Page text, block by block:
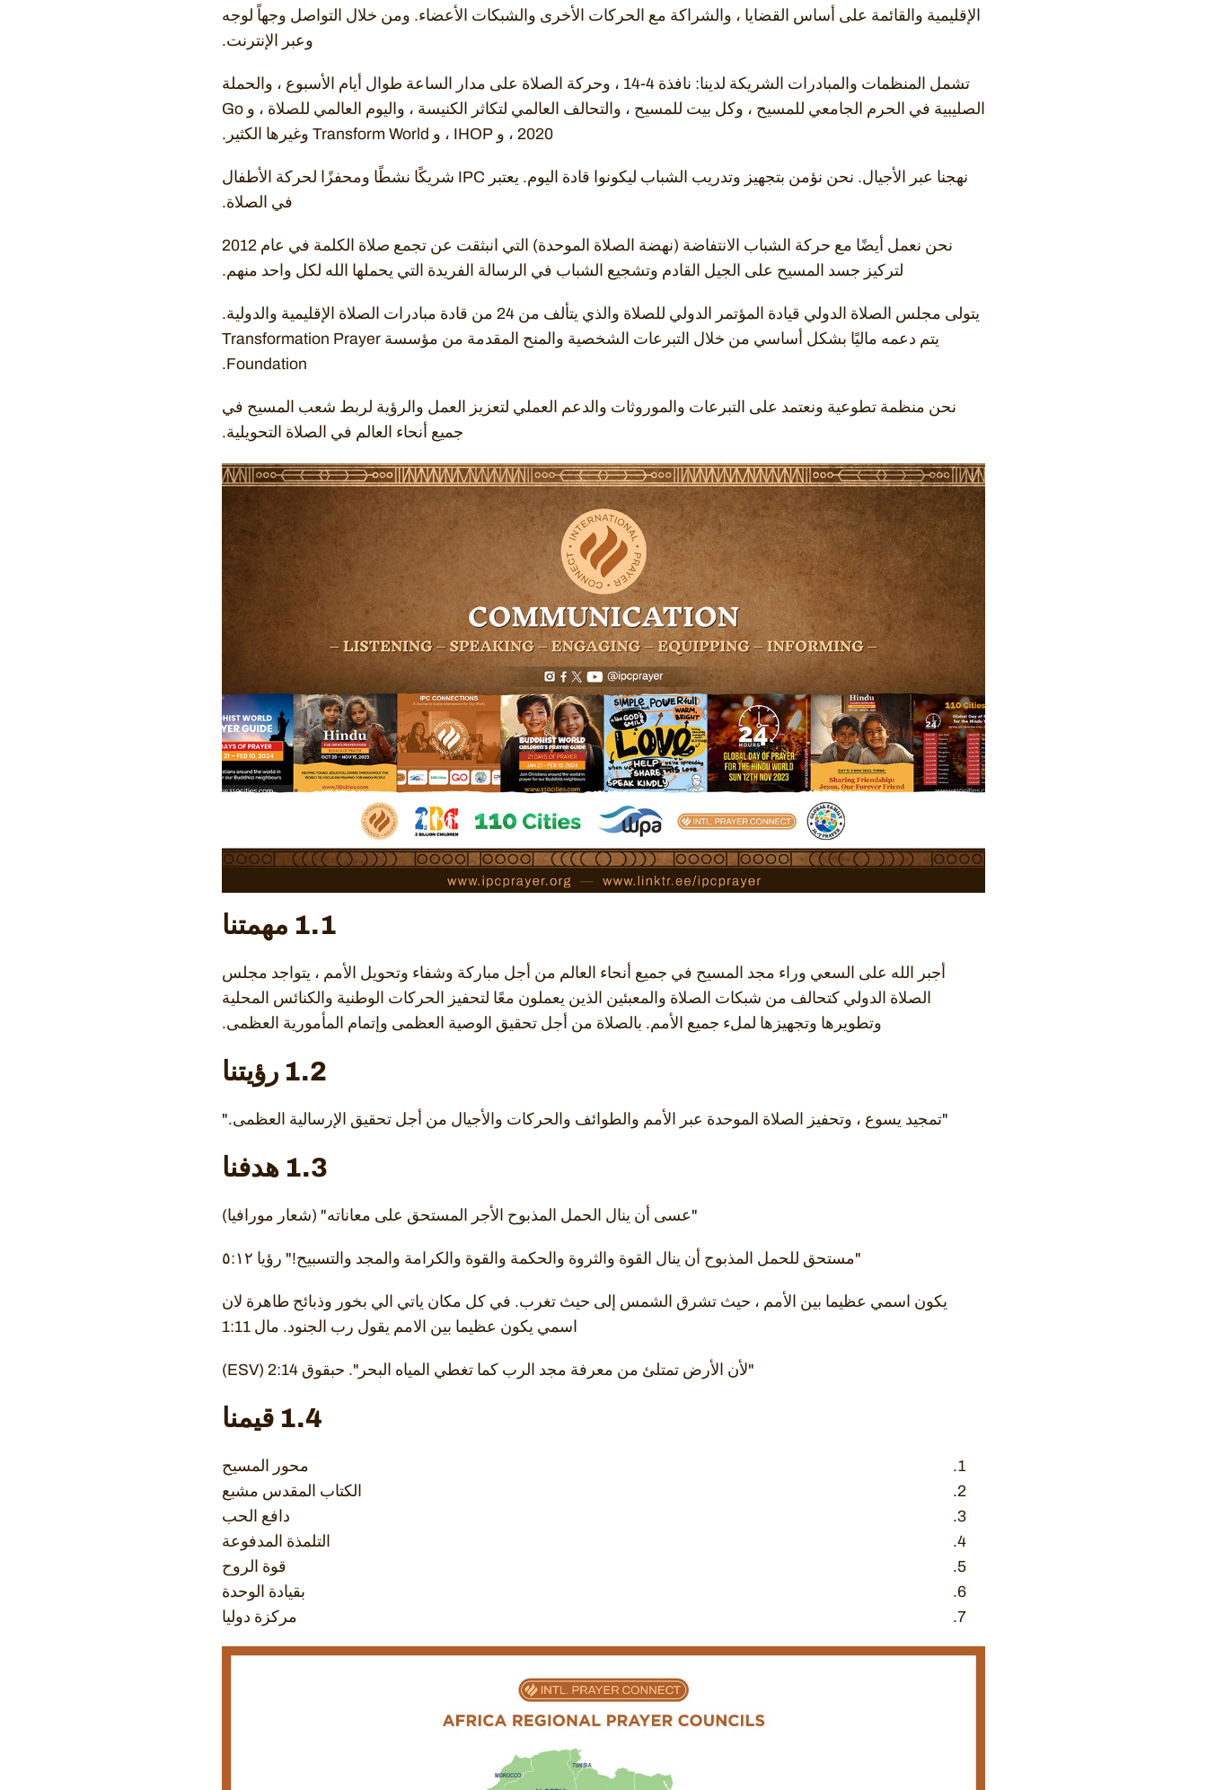
الإقليمية والقائمة على أساس القضايا ، والشراكة مع الحركات الأخرى والشبكات الأعضاء. ومن خلال التواصل وجهاً لوجه
وعبر الإنترنت.
تشمل المنظمات والمبادرات الشريكة لدينا: نافذة 4-14 ، وحركة الصلاة على مدار الساعة طوال أيام الأسبوع ، والحملة
الصليبية في الحرم الجامعي للمسيح ، وكل بيت للمسيح ، والتحالف العالمي لتكاثر الكنيسة ، واليوم العالمي للصلاة ، و Go
2020 ، و IHOP ، و Transform World وغيرها الكثير.
نهجنا عبر الأجيال. نحن نؤمن بتجهيز وتدريب الشباب ليكونوا قادة اليوم. يعتبر IPC شريكًا نشطًا ومحفزًا لحركة الأطفال
في الصلاة.
نحن نعمل أيضًا مع حركة الشباب الانتفاضة (نهضة الصلاة الموحدة) التي انبثقت عن تجمع صلاة الكلمة في عام 2012
لتركيز جسد المسيح على الجيل القادم وتشجيع الشباب في الرسالة الفريدة التي يحملها الله لكل واحد منهم.
يتولى مجلس الصلاة الدولي قيادة المؤتمر الدولي للصلاة والذي يتألف من 24 من قادة مبادرات الصلاة الإقليمية والدولية.
يتم دعمه ماليًا بشكل أساسي من خلال التبرعات الشخصية والمنح المقدمة من مؤسسة Transformation Prayer
Foundation.
نحن منظمة تطوعية ونعتمد على التبرعات والموروثات والدعم العملي لتعزيز العمل والرؤية لربط شعب المسيح في
جميع أنحاء العالم في الصلاة التحويلية.
1.1 مهمتنا
أجبر الله على السعي وراء مجد المسيح في جميع أنحاء العالم من أجل مباركة وشفاء وتحويل الأمم ، يتواجد مجلس
الصلاة الدولي كتحالف من شبكات الصلاة والمعبئين الذين يعملون معًا لتحفيز الحركات الوطنية والكنائس المحلية
وتطويرها وتجهيزها لملء جميع الأمم. بالصلاة من أجل تحقيق الوصية العظمى وإتمام المأمورية العظمى.
1.2 رؤيتنا
"تمجيد يسوع ، وتحفيز الصلاة الموحدة عبر الأمم والطوائف والحركات والأجيال من أجل تحقيق الإرسالية العظمى."
1.3 هدفنا
"عسى أن ينال الحمل المذبوح الأجر المستحق على معاناته" (شعار مورافيا)
"مستحق للحمل المذبوح أن ينال القوة والثروة والحكمة والقوة والكرامة والمجد والتسبيح!" رؤيا ٥:١٢
يكون اسمي عظيما بين الأمم ، حيث تشرق الشمس إلى حيث تغرب. في كل مكان ياتي الي بخور وذبائح طاهرة لان
اسمي يكون عظيما بين الامم يقول رب الجنود. مال 1:11
"لأن الأرض تمتلئ من معرفة مجد الرب كما تغطي المياه البحر". حبقوق 2:14 (ESV)
1.4 قيمنا
محور المسيح
الكتاب المقدس مشبع
دافع الحب
التلمذة المدفوعة
قوة الروح
بقيادة الوحدة
مركزة دوليا